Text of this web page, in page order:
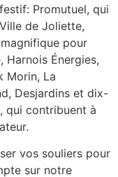
Promutuel, qui
de Joliette,
pour
Harnois Énergies,
Morin, La
Desjardins et dix-
qui contribuent à
vos souliers pour
sur notre